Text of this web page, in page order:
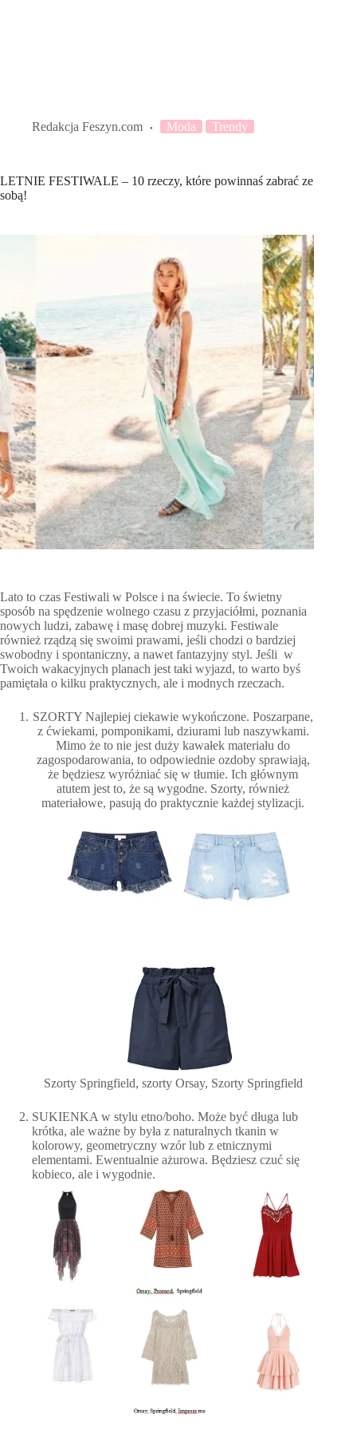
Redakcja Feszyn.com Moda Trendy
LETNIE FESTIWALE – 10 rzeczy, które powinnaś zabrać ze
sobą!
Lato to czas Festiwali w Polsce i na świecie. To świetny
sposób na spędzenie wolnego czasu z przyjaciółmi, poznania
nowych ludzi, zabawę i masę dobrej muzyki. Festiwale
również rządzą się swoimi prawami, jeśli chodzi o bardziej
swobodny i spontaniczny, a nawet fantazyjny styl. Jeśli w
Twoich wakacyjnych planach jest taki wyjazd, to warto byś
pamiętała o kilku praktycznych, ale i modnych rzeczach.
SZORTY Najlepiej ciekawie wykończone. Poszarpane,
z ćwiekami, pomponikami, dziurami lub naszywkami.
Mimo że to nie jest duży kawałek materiału do
zagospodarowania, to odpowiednie ozdoby sprawiają,
że będziesz wyróżniać się w tłumie. Ich głównym
atutem jest to, że są wygodne. Szorty, również
materiałowe, pasują do praktycznie każdej stylizacji.
Szorty Springfield, szorty Orsay, Szorty Springfield
SUKIENKA w stylu etno/boho. Może być długa lub
krótka, ale ważne by była z naturalnych tkanin w
kolorowy, geometryczny wzór lub z etnicznymi
elementami. Ewentualnie ażurowa. Będziesz czuć się
kobieco, ale i wygodnie.